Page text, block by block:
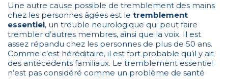
Une autre cause possible de tremblement des mains
chez les personnes âgées est le tremblement
essentiel, un trouble neurologique qui peut faire
trembler d’autres membres, ainsi que la voix. Il est
assez répandu chez les personnes de plus de 50 ans.
Comme c’est héréditaire, il est fort probable qu’il y ait
des antécédents familiaux. Le tremblement essentiel
n’est pas considéré comme un problème de santé